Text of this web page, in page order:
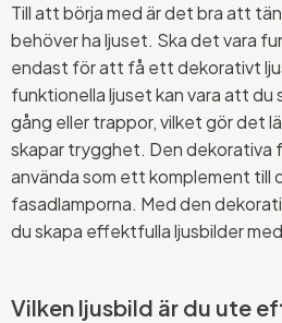
Till att börja med är det bra att
behöver ha ljuset. Ska det vara
endast för att få ett dekorativt
funktionella ljuset kan vara att du
gång eller trappor, vilket gör det
skapar trygghet. Den dekorativa
använda som ett komplement till
fasadlamporna. Med den
du skapa effektfulla ljusbilder
Vilken ljusbild är du ute